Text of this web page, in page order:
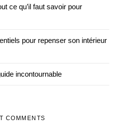
ce qu’il faut savoir pour
pour repenser son intérieur
incontournable
COMMENTS